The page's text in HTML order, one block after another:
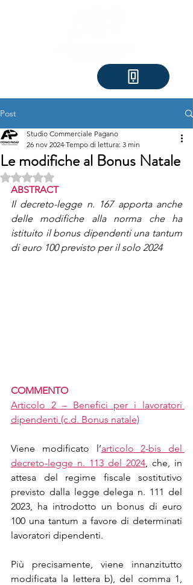
Post
Le modifiche al Bonus Natale
Studio Commerciale Pagano
26 nov 2024 Tempo di lettura: 3 min
Valutazione NaN stelle su 5.
ABSTRACT
Il decreto-legge n. 167 apporta anche
delle modifiche alla norma che ha
istituito il bonus dipendenti una tantum
di euro 100 previsto per il solo 2024
COMMENTO
Articolo 2 – Benefici per i lavoratori
dipendenti (c.d. Bonus natale)
Viene modificato l’articolo 2-bis del
decreto-legge n. 113 del 2024, che, in
attesa del regime fiscale sostitutivo
previsto dalla legge delega n. 111 del
2023, ha introdotto un bonus di euro
100 una tantum a favore di determinati
lavoratori dipendenti.
Più precisamente, viene innanzitutto
modificata la lettera b), del comma 1,